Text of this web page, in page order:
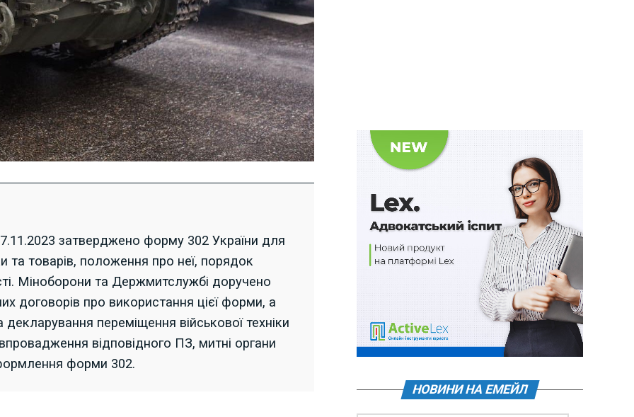
затверджено форму 302 України для
та товарів, положення про неї, порядок
Міноборони та Держмитслужбі доручено
договорів про використання цієї форми, а
переміщення військової техніки
відповідного ПЗ, митні органи
форми 302.
НОВИНИ НА ЕМЕЙЛ